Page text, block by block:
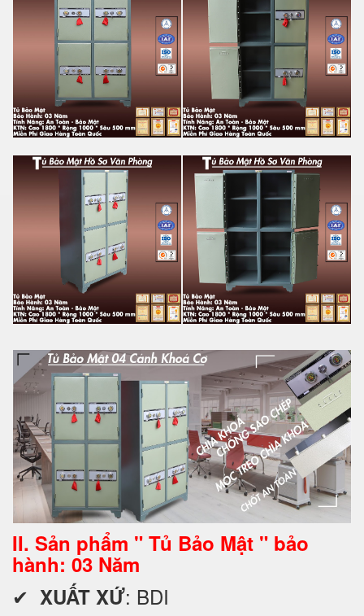
II. Sản phẩm " Tủ Bảo Mật " bảo
hành: 03 Năm
✔ XUẤT XỨ: BDI